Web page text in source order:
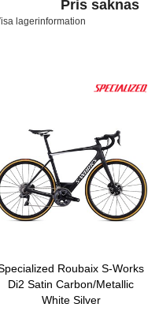
Pris saknas
lagerinformation
Roubaix S-Works
Di2 Satin Carbon/Metallic
White Silver